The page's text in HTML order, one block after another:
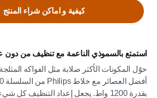
استمتع بالسموذي الناعمة مع تنظيف من دون
حوّل المكونات الأكثر صلابة مثل الفواكه
بقدرة 1200 واط. يجعل إعداد التنظيف كل
كيفية و اماكن شراء المنتج